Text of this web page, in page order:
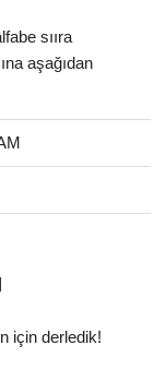
sııra
aşağıdan
için derledik!